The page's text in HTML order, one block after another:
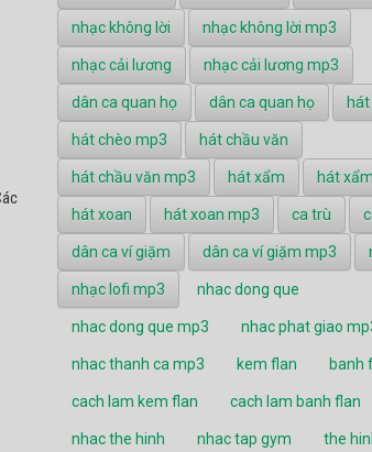
nhạc không lời nhạc không lời mp3
nhạc cải lương nhạc cải lương mp3
dân ca quan họ dân ca quan họ
hát chèo mp3 hát chầu văn
hát chầu văn mp3 hát xẩm hát
hát xoan hát xoan mp3 ca trù
dân ca ví giặm dân ca ví giặm mp3
nhạc lofi mp3 nhac dong que
nhac dong que mp3 nhac phat giao
nhac thanh ca mp3 kem flan banh
cach lam kem flan cach lam banh flan
nhac the hinh nhac tap gym the